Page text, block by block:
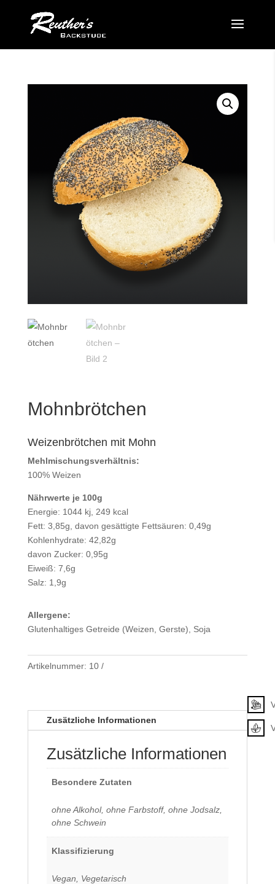
Mohnbrötchen
Weizenbrötchen mit Mohn
Mehlmischungsverhältnis:
100% Weizen
Nährwerte je 100g
Energie: 1044 kj, 249 kcal
Fett: 3,85g, davon gesättigte Fettsäuren: 0,49g
Kohlenhydrate: 42,82g
davon Zucker: 0,95g
Eiweiß: 7,6g
Salz: 1,9g
Allergene:
Glutenhaltiges Getreide (Weizen, Gerste), Soja
Artikelnummer: 10
Zusätzliche Informationen
Zusätzliche Informationen
Besondere Zutaten
ohne Alkohol, ohne Farbstoff, ohne Jodsalz,
ohne Schwein
Klassifizierung
Vegan, Vegetarisch